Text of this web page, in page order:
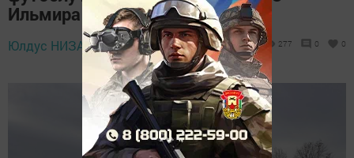
Ильмира Кашапова
Юлдус НИЗАМЕЕВА, 4 октября 2024 -
12:37
277 0 0